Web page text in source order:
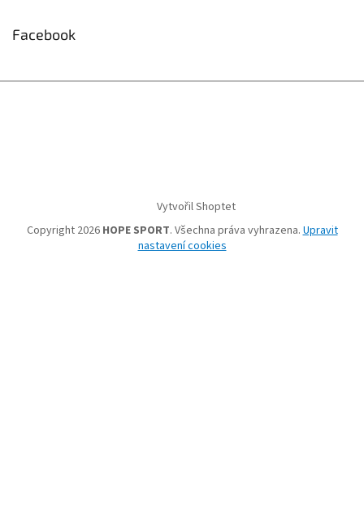
Facebook
Vytvořil Shoptet
Copyright 2026 HOPE SPORT. Všechna práva vyhrazena. Upravit
nastavení cookies